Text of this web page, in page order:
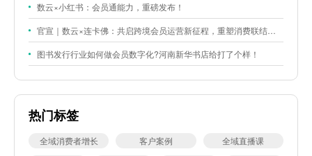
数云×小红书：会员通能力，重磅发布！
官宣｜数云×连卡佛：共启跨境会员运营新征程，重塑消费联结新体验
图书发行行业如何做会员数字化?河南新华书店给打了个样！
热门标签
全域消费者增长 客户案例
全域直播课